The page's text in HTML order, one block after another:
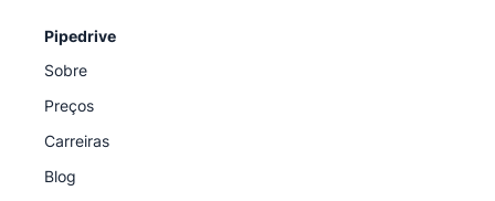
Pipedrive
Sobre
Preços
Carreiras
Blog